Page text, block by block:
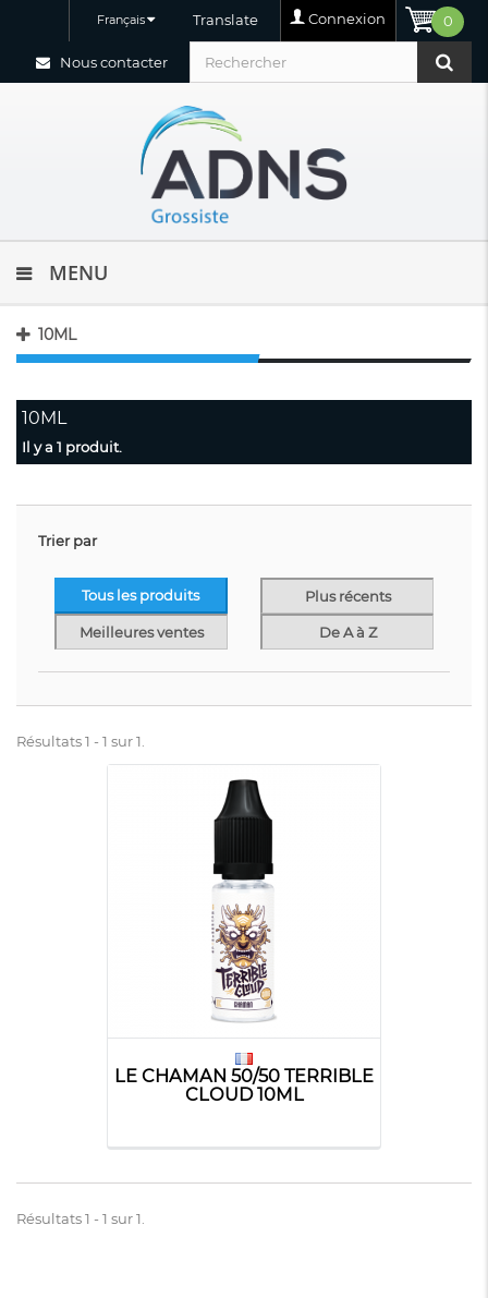
0
Connexion
Translate
Français
Nous contacter
MENU
10ML
10ML
Il y a 1 produit.
Trier par
Tous les produits Plus récents
Meilleures ventes De A à Z
Résultats 1 - 1 sur 1.
LE CHAMAN 50/50 TERRIBLE
CLOUD 10ML
Résultats 1 - 1 sur 1.